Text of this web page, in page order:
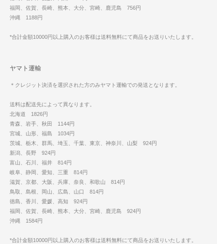
福岡、佐賀、長崎、熊本、大分、宮崎、鹿児島 756円
沖縄 1188円
*合計金額10000円以上購入のお客様は送料無料にて商品をお送りいたします。
ヤマト運輸
＊クレジット決済を選択された方のみヤマト運輸での発送となります。
送料は配送先によって異なります。
北海道 1826円
青森、岩手、秋田 1144円
宮城、山形、福島 1034円
茨城、栃木、群馬、埼玉、千葉、東京、神奈川、山梨 924円
新潟、長野 924円
富山、石川、福井 814円
岐阜、静岡、愛知、三重 814円
滋賀、京都、大阪、兵庫、奈良、和歌山 814円
鳥取、島根、岡山、広島、山口 814円
徳島、香川、愛媛、高知 924円
福岡、佐賀、長崎、熊本、大分、宮崎、鹿児島 924円
沖縄 1584円
*合計金額10000円以上購入のお客様は送料無料にて商品をお送りいたします。